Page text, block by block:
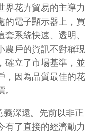
界花卉貿易的主導力
的電子顯示器上，買
系統快速、透明、
農戶的資訊不對稱現
確立了市場基準，並
，因為品質最佳的花
義深遠。先前以非正
有了直接的經濟動力